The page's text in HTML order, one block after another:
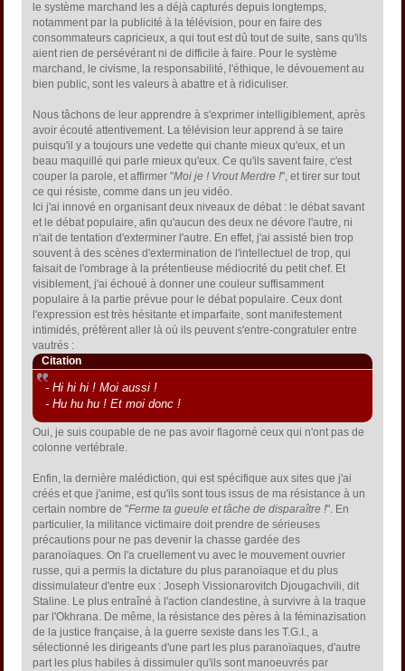
le système marchand les a déjà capturés depuis longtemps,
notamment par la publicité à la télévision, pour en faire des
consommateurs capricieux, a qui tout est dû tout de suite, sans qu'ils
aient rien de persévérant ni de difficile à faire. Pour le système
marchand, le civisme, la responsabilité, l'éthique, le dévouement au
bien public, sont les valeurs à abattre et à ridiculiser.
Nous tâchons de leur apprendre à s'exprimer intelligiblement, après
avoir écouté attentivement. La télévision leur apprend à se taire
puisqu'il y a toujours une vedette qui chante mieux qu'eux, et un
beau maquillé qui parle mieux qu'eux. Ce qu'ils savent faire, c'est
couper la parole, et affirmer "Moi je ! Vrout Merdre !", et tirer sur tout
ce qui résiste, comme dans un jeu vidéo.
Ici j'ai innové en organisant deux niveaux de débat : le débat savant
et le débat populaire, afin qu'aucun des deux ne dévore l'autre, ni
n'ait de tentation d'exterminer l'autre. En effet, j'ai assisté bien trop
souvent à des scènes d'extermination de l'intellectuel de trop, qui
faisait de l'ombrage à la prétentieuse médiocrité du petit chef. Et
visiblement, j'ai échoué à donner une couleur suffisamment
populaire à la partie prévue pour le débat populaire. Ceux dont
l'expression est très hésitante et imparfaite, sont manifestement
intimidés, préfèrent aller là où ils peuvent s'entre-congratuler entre
vautrés :
Citation
- Hi hi hi ! Moi aussi !
- Hu hu hu ! Et moi donc !
Oui, je suis coupable de ne pas avoir flagorné ceux qui n'ont pas de
colonne vertébrale.
Enfin, la dernière malédiction, qui est spécifique aux sites que j'ai
créés et que j'anime, est qu'ils sont tous issus de ma résistance à un
certain nombre de "Ferme ta gueule et tâche de disparaître !". En
particulier, la militance victimaire doit prendre de sérieuses
précautions pour ne pas devenir la chasse gardée des
paranoïaques. On l'a cruellement vu avec le mouvement ouvrier
russe, qui a permis la dictature du plus paranoïaque et du plus
dissimulateur d'entre eux : Joseph Vissionarovitch Djougachvili, dit
Staline. Le plus entraîné à l'action clandestine, à survivre à la traque
par l'Okhrana. De même, la résistance des pères à la féminazisation
de la justice française, à la guerre sexiste dans les T.G.I., a
sélectionné les dirigeants d'une part les plus paranoïaques, d'autre
part les plus habiles à dissimuler qu'ils sont manoeuvrés par